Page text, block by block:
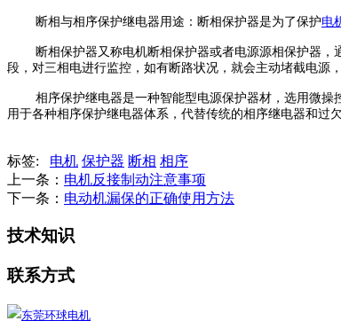
断相与相序保护继电器用途：断相保护器是为了保护电
断相保护器又称电机断相保护器或者电源源相保护器，通
段，对三相电进行监控，如有断路状况，就会主动堵截电源
相序保护继电器是一种智能型电源保护器材，选用微操控
用于各种相序保护继电器体系，代替传统的相序继电器和过欠
标签: 电机 保护器 断相 相序
上一条： 电机反接制动注意事项
下一条： 电动机漏保的正确使用方法
技术知识
联系方式